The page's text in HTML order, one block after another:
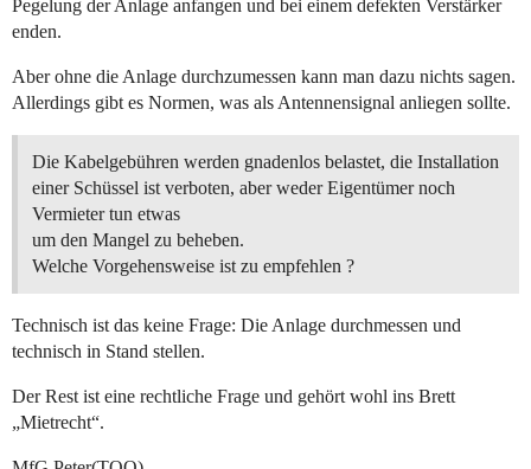
Pegelung der Anlage anfangen und bei einem defekten Verstärker
enden.
Aber ohne die Anlage durchzumessen kann man dazu nichts sagen.
Allerdings gibt es Normen, was als Antennensignal anliegen sollte.
Die Kabelgebühren werden gnadenlos belastet, die Installation
einer Schüssel ist verboten, aber weder Eigentümer noch
Vermieter tun etwas
um den Mangel zu beheben.
Welche Vorgehensweise ist zu empfehlen ?
Technisch ist das keine Frage: Die Anlage durchmessen und
technisch in Stand stellen.
Der Rest ist eine rechtliche Frage und gehört wohl ins Brett
„Mietrecht“.